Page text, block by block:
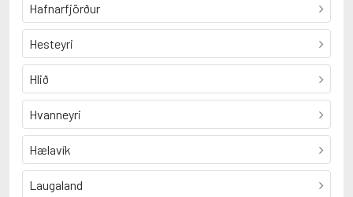
Hafnarfjörður
Hesteyri
Hlið
Hvanneyri
Hælavík
Laugaland